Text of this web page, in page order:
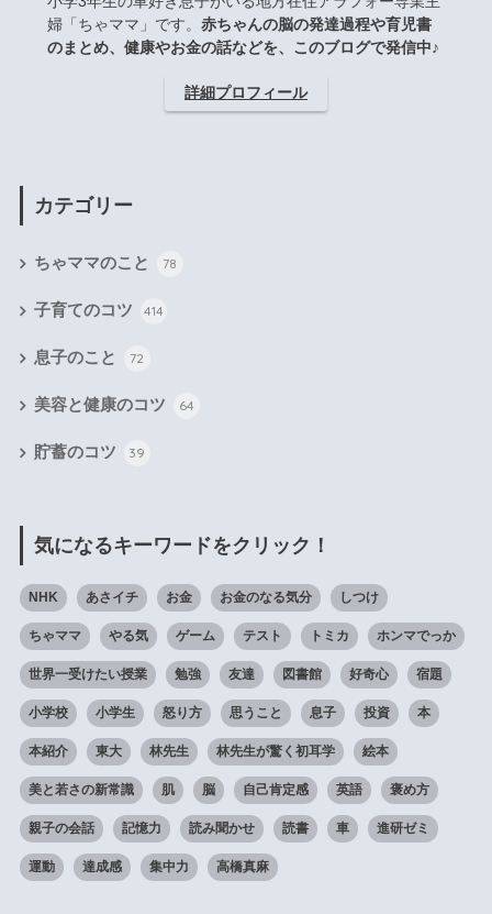
婦「ちゃママ」です。 赤ちゃんの脳の発達過程や育児書
のまとめ、健康やお金の話などを、このブログで発信中♪
詳細プロフィール
カテゴリー
ちゃママのこと 78
子育てのコツ 414
息子のこと 72
美容と健康のコツ 64
貯蓄のコツ 39
気になるキーワードをクリック！
NHK あさイチ お金 お金のなる気分 しつけ
ちゃママ やる気 ゲーム テスト トミカ ホンマでっか
世界一受けたい授業 勉強 友達 図書館 好奇心 宿題
小学校 小学生 怒り方 思うこと 息子 投資 本
本紹介 東大 林先生 林先生が驚く初耳学 絵本
美と若さの新常識 肌 脳 自己肯定感 英語 褒め方
親子の会話 記憶力 読み聞かせ 読書 車 進研ゼミ
運動 達成感 集中力 高橋真麻